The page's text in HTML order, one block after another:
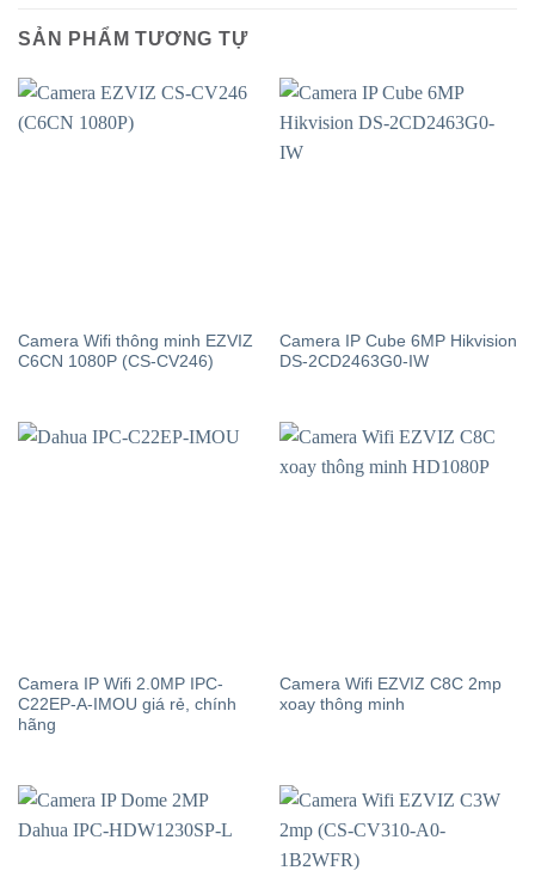
SẢN PHẨM TƯƠNG TỰ
Camera Wifi thông minh EZVIZ
C6CN 1080P (CS-CV246)
Camera IP Cube 6MP Hikvision
DS-2CD2463G0-IW
Camera IP Wifi 2.0MP IPC-
C22EP-A-IMOU giá rẻ, chính
hãng
Camera Wifi EZVIZ C8C 2mp
xoay thông minh